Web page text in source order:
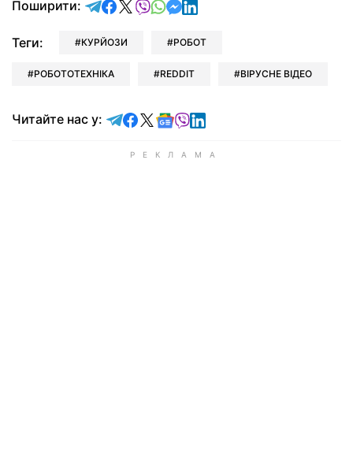
Поширити: відправити у Telegram
поділитись у Facebook
поділитись у X
відправити у Viber
відправити у Whatsapp
відправити у Messenger
відправити у LinkedIn
Теги: КУРЙОЗИ РОБОТ
РОБОТОТЕХНІКА REDDIT ВІРУСНЕ ВІДЕО
Читайте нас у: Читайте у Telegram
Читайте у Facebook
Читайте у X
Читайте у Google news
Читайте у Viber
Читайте у LinkedIn